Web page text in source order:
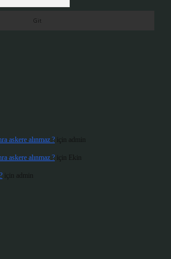
askere alınmaz ? için admin
askere alınmaz ? için Ekin
için admin